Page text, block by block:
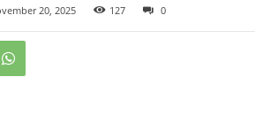
20, 2025 127 0